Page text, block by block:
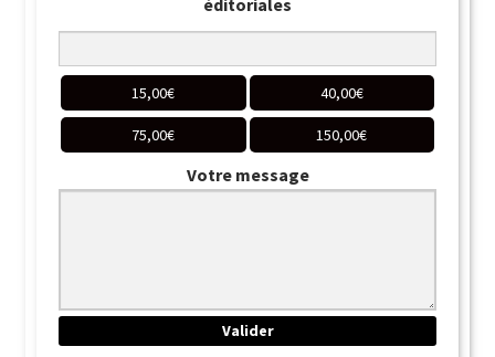
éditoriales
15,00€ 40,00€
75,00€ 150,00€
Votre message